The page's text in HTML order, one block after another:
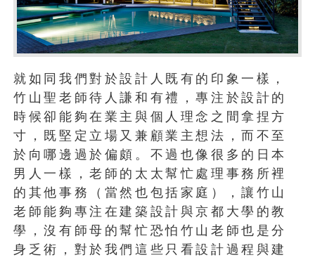
就如同我們對於設計人既有的印象一樣，
竹山聖老師待人謙和有禮，專注於設計的
時候卻能夠在業主與個人理念之間拿捏方
寸，既堅定立場又兼顧業主想法，而不至
於向哪邊過於偏頗。不過也像很多的日本
男人一樣，老師的太太幫忙處理事務所裡
的其他事務（當然也包括家庭），讓竹山
老師能夠專注在建築設計與京都大學的教
學，沒有師母的幫忙恐怕竹山老師也是分
身乏術，對於我們這些只看設計過程與建